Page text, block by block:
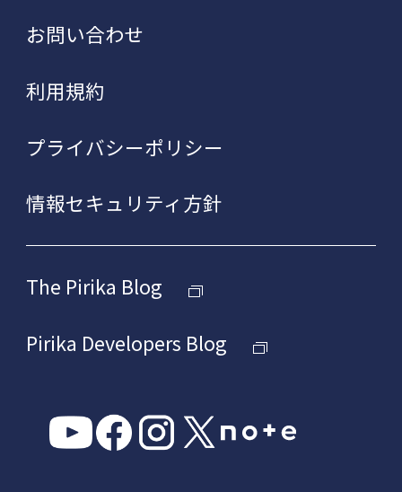
お問い合わせ
利用規約
プライバシーポリシー
情報セキュリティ方針
The Pirika Blog
Pirika Developers Blog